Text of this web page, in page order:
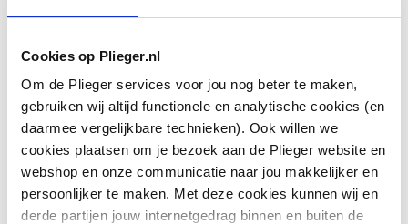
Cookies op Plieger.nl
Om de Plieger services voor jou nog beter te maken,
gebruiken wij altijd functionele en analytische cookies (en
daarmee vergelijkbare technieken). Ook willen we
cookies plaatsen om je bezoek aan de Plieger website en
webshop en onze communicatie naar jou makkelijker en
persoonlijker te maken. Met deze cookies kunnen wij en
derde partijen jouw internetgedrag binnen en buiten de
Materiaal Keramiek
Materiaalkwaliteit
Vorm Rechthoekig
Kleur Wit
Met
bevestigingsmateriaal
Nee
Toon meer
Downloads